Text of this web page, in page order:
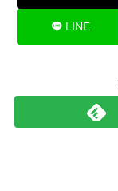
LINE